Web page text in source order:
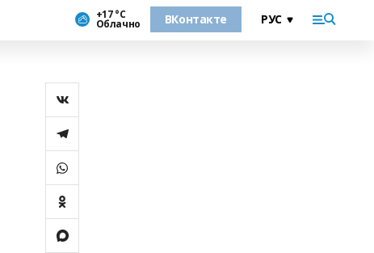
+17 °С
Облачно ВКонтакте